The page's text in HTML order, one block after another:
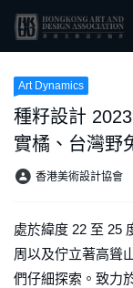
Art Dynamics
種籽設計
實橘、台灣野
香港美術設計協會
處於緯度 22 至 25
周以及佇立著高聳
們仔細探索。致力